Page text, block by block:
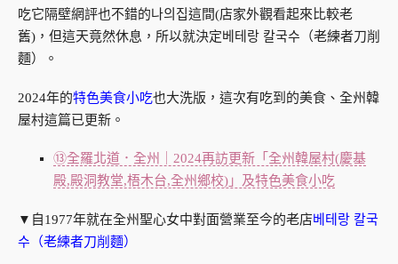
吃它隔壁網評也不錯的나의집這間(店家外觀看起來比較老
舊)，但這天竟然休息，所以就決定베테랑 칼국수（老練者刀削
麵）。
2024年的特色美食小吃也大洗版，這次有吃到的美食、全州韓
屋村這篇已更新。
⑬全羅北道．全州｜2024再訪更新「全州韓屋村(慶基
殿,殿洞教堂,梧木台,全州鄉校)」及特色美食小吃
▼自1977年就在全州聖心女中對面營業至今的老店베테랑 칼국
수（老練者刀削麵）